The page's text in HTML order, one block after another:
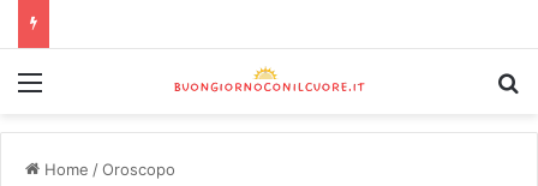
Home /Oroscopo